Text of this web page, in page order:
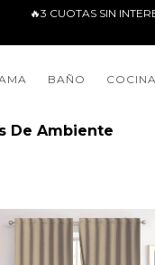
🔥3 CUOTAS SIN
BAÑO COCINA
De Ambiente